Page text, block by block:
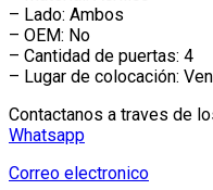
– Lado: Ambos
– OEM: No
– Cantidad de puertas: 4
– Lugar de colocación:
Contactanos a traves de
Whatsapp
Correo electronico